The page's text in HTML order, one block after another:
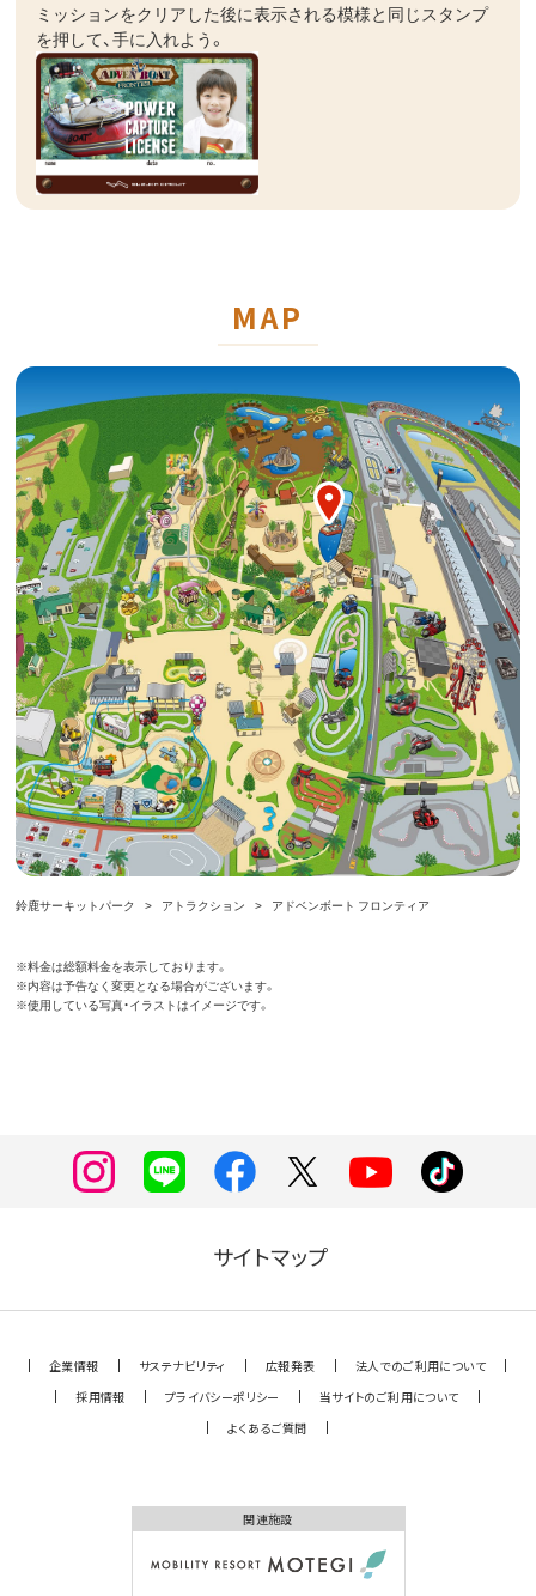
鈴鹿サーキットパーク アトラクション アドベンボート フロンティア
ミッションをクリアした後に表示される模様と同じスタンプ
を押して、手に入れよう。
MAP
※料金は総額料金を表示しております。
※内容は予告なく変更となる場合がございます。
※使用している写真・イラストはイメージです。
サイトマップ
企業情報 サステナビリティ 広報発表
法人でのご利用について
採用情報
プライバシーポリシー
当サイトのご利用について
よくあるご質問
関連施設